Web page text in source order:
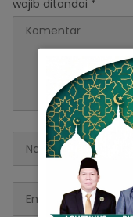
wajib ditandai *